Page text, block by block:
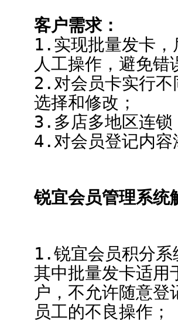
客户需求：
1.实现批量发卡，
人工操作，避免错
2.对会员卡实行不
选择和修改；
3.多店多地区连锁
4.对会员登记内容
锐宜会员管理系统
1.锐宜会员积分系
其中批量发卡适用
户，不允许随意
员工的不良操作；